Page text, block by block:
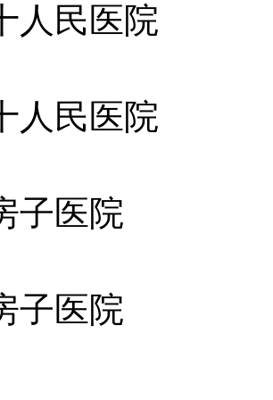
人民医院
人民医院
子医院
子医院